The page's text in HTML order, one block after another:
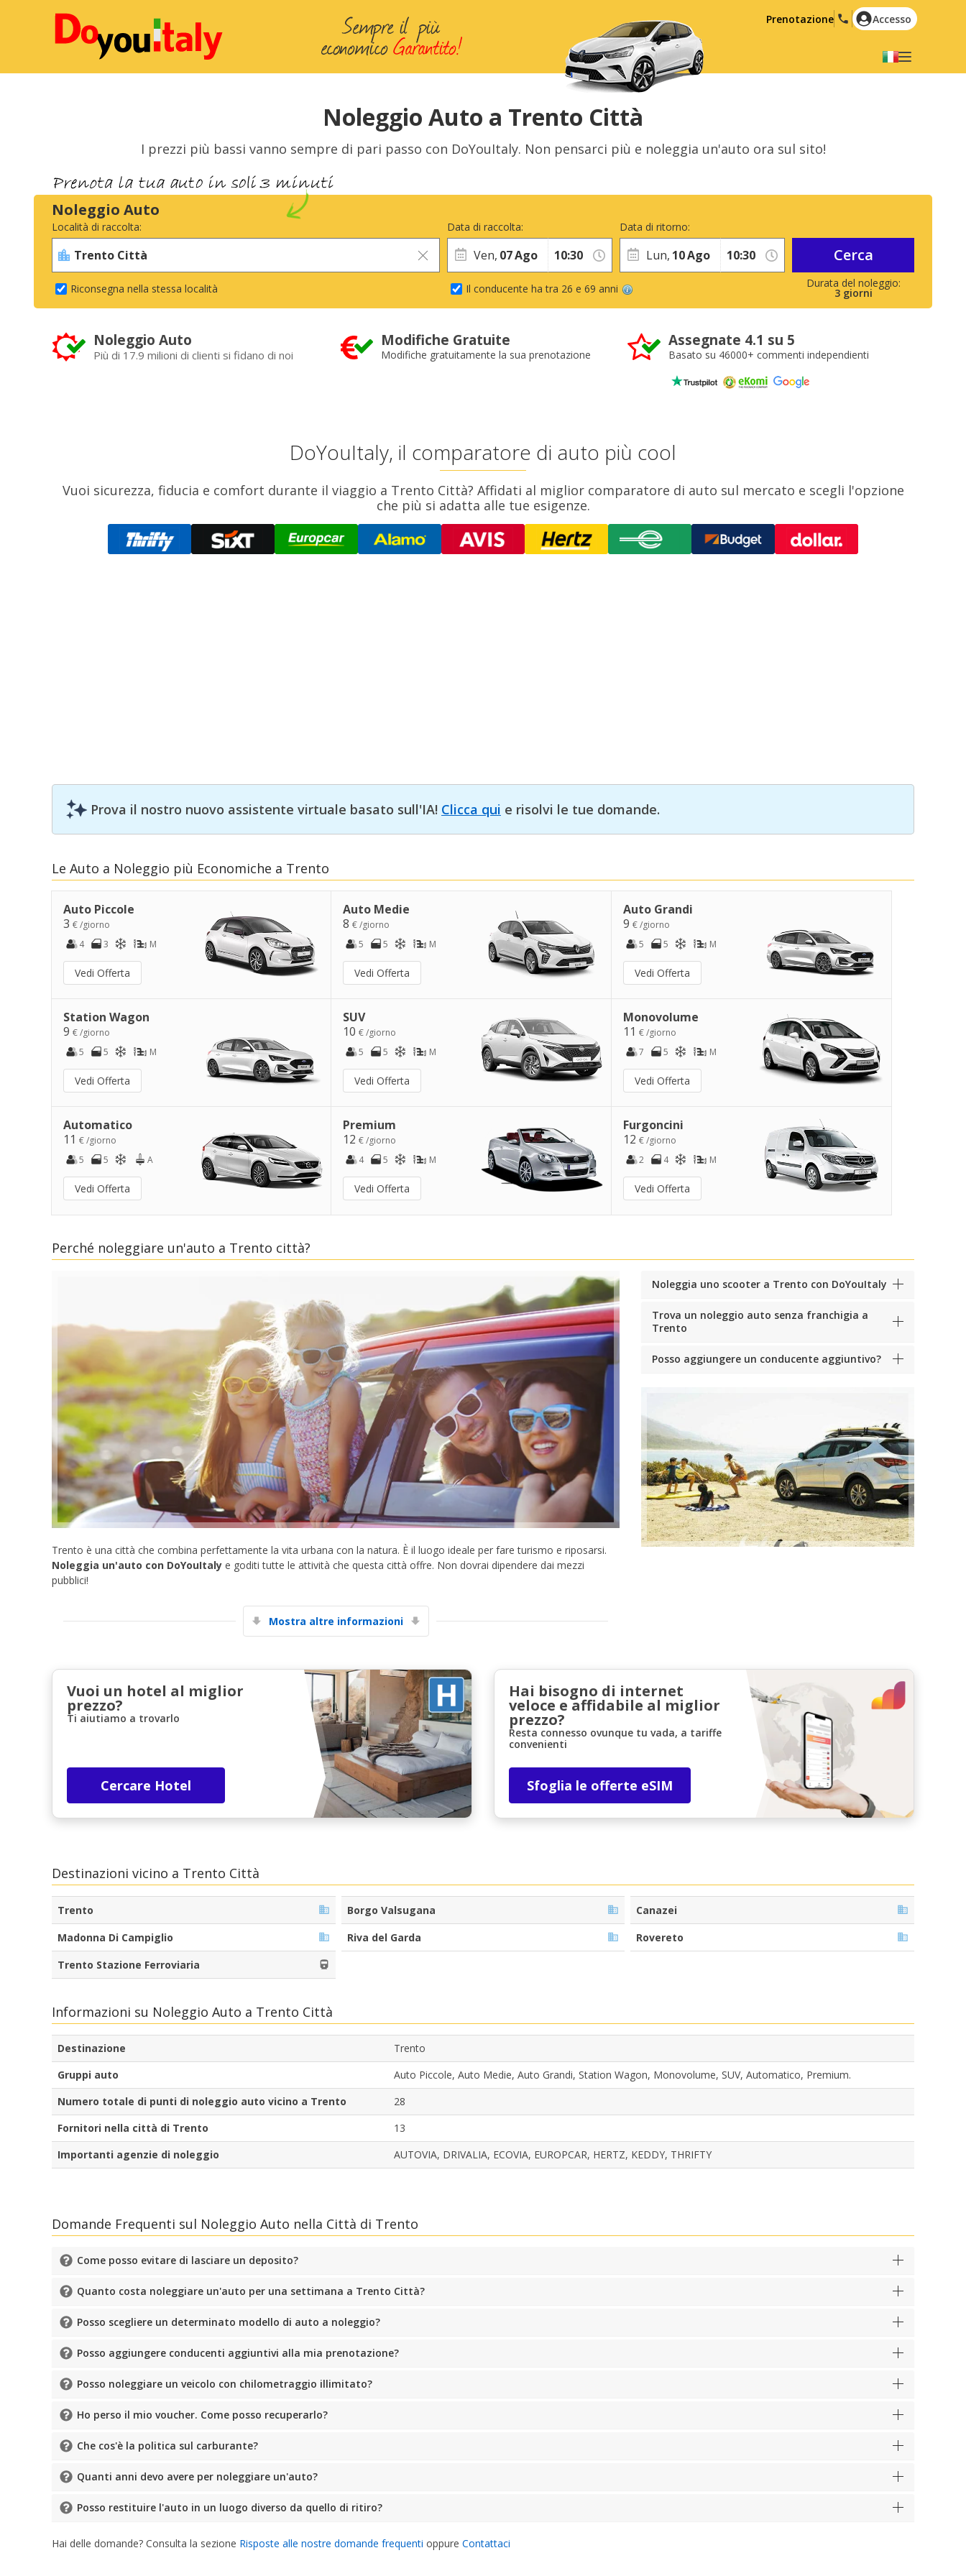
Prenotazione Accesso
Italiano
Nederlands
Русский
Hrvatski
Noleggio Auto a Trento Città
I prezzi più bassi vanno sempre di pari passo con DoYouItaly. Non pensarci più e noleggia un'auto ora sul sito!
Noleggio Auto
Località di raccolta:
Riconsegna nella stessa località
Data di raccolta:
Ven, 07Ago
3 giorni
Data di ritorno:
Lun, 10Ago
Il conducente ha tra 26 e 69 anni
Cerca
Noleggio Auto
Più di 17.9 milioni di clienti si fidano di noi
Modifiche Gratuite
Modifiche gratuitamente la sua prenotazione
Assegnate 4.1 su 5
Basato su 46000+ commenti independienti
DoYouItaly, il comparatore di auto più cool
Vuoi sicurezza, fiducia e comfort durante il viaggio a Trento Città? Affidati al miglior comparatore di auto sul mercato e scegli l'opzione
che più si adatta alle tue esigenze.
Prova il nostro nuovo assistente virtuale basato sull'IA! Clicca qui e risolvi le tue domande.
Le Auto a Noleggio più Economiche a Trento
Auto Piccole
3 € /giorno
4
3 M
Vedi Offerta
Auto Medie
8€ /giorno
5
5 M
Vedi Offerta
Auto Grandi
9 € /giorno
5
5 M
Vedi Offerta
Station Wagon
9 € /giorno
5
5 M
Vedi Offerta
SUV
10€ /giorno
5
5 M
Vedi Offerta
Monovolume
11 € /giorno
7
5 M
Vedi Offerta
Automatico
11 € /giorno
5
5 A
Vedi Offerta
Premium
12€ /giorno
4
5 M
Vedi Offerta
Furgoncini
12 € /giorno
2
4 M
Vedi Offerta
Perché noleggiare un'auto a Trento città?
Trento è una città che combina perfettamente la vita urbana con la natura. È il luogo ideale per fare turismo e riposarsi.
Noleggia un'auto con DoYouItaly e goditi tutte le attività che questa città offre. Non dovrai dipendere dai mezzi
pubblici!
Mostra altre informazioni
Noleggia uno scooter a Trento con DoYouItaly
Trova un noleggio auto senza franchigia a
Trento
Posso aggiungere un conducente aggiuntivo?
Vuoi un hotel al miglior
prezzo?
Ti aiutiamo a trovarlo
Cercare Hotel
Hai bisogno di internet
veloce e affidabile al miglior
prezzo?
Resta connesso ovunque tu vada, a tariffe
convenienti
Sfoglia le offerte eSIM
Destinazioni vicino a Trento Città
Trento Borgo Valsugana
Canazei
Madonna Di Campiglio
Riva del Garda
Rovereto
Trento Stazione Ferroviaria
Informazioni su Noleggio Auto a Trento Città
Destinazione
Trento
Gruppi auto
Auto Piccole, Auto Medie, Auto Grandi, Station Wagon, Monovolume, SUV, Automatico, Premium.
Numero totale di punti di noleggio auto vicino a Trento
28
Fornitori nella città di Trento
13
Importanti agenzie di noleggio
AUTOVIA, DRIVALIA, ECOVIA, EUROPCAR, HERTZ, KEDDY, THRIFTY
Domande Frequenti sul Noleggio Auto nella Città di Trento
Come posso evitare di lasciare un deposito?
Quanto costa noleggiare un'auto per una settimana a Trento Città?
Posso scegliere un determinato modello di auto a noleggio?
Posso aggiungere conducenti aggiuntivi alla mia prenotazione?
Posso noleggiare un veicolo con chilometraggio illimitato?
Ho perso il mio voucher. Come posso recuperarlo?
Che cos'è la politica sul carburante?
Quanti anni devo avere per noleggiare un'auto?
Posso restituire l'auto in un luogo diverso da quello di ritiro?
Hai delle domande? Consulta la sezione Risposte alle nostre domande frequenti oppure Contattaci
Sconti speciali
Accedi alle offerte esclusive dei nostri fornitori